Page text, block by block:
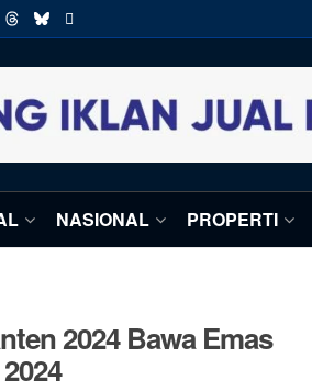
NASIONAL PROPERTI
2024 Bawa Emas